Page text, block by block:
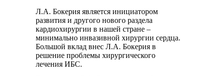
Л.А. Бокерия является инициатором
развития и другого нового раздела
кардиохирургии в нашей стране –
минимально инвазивной хирургии сердца.
Большой вклад внес Л.А. Бокерия в
решение проблемы хирургического
лечения ИБС.